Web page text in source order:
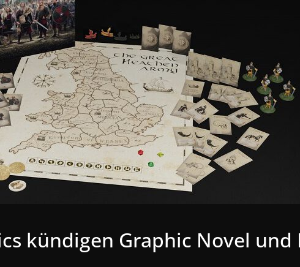
kündigen Graphic Novel